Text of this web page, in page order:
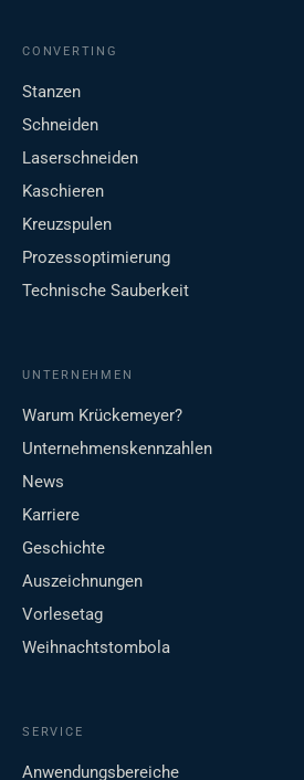
CONVERTING
Stanzen
Schneiden
Laserschneiden
Kaschieren
Kreuzspulen
Prozessoptimierung
Technische Sauberkeit
UNTERNEHMEN
Warum Krückemeyer?
Unternehmenskennzahlen
News
Karriere
Geschichte
Auszeichnungen
Vorlesetag
Weihnachtstombola
SERVICE
Anwendungsbereiche